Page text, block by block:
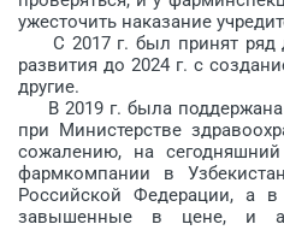
ужесточить наказание
С 2017 г. был принят ряд
развития до 2024 г. с
другие.
В 2019 г. была поддержана
при Министерстве
сожалению, на
фармкомпании в
Российской Федерации, а
завышенные в цене, и